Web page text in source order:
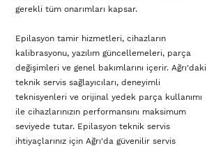
gerekli tüm onarımları kapsar.
Epilasyon tamir hizmetleri, cihazların
kalibrasyonu, yazılım güncellemeleri, parça
değişimleri ve genel bakımlarını içerir. Ağrı'daki
teknik servis sağlayıcıları, deneyimli
teknisyenleri ve orijinal yedek parça kullanımı
ile cihazlarınızın performansını maksimum
seviyede tutar. Epilasyon teknik servis
ihtiyaçlarınız için Ağrı'da güvenilir servis